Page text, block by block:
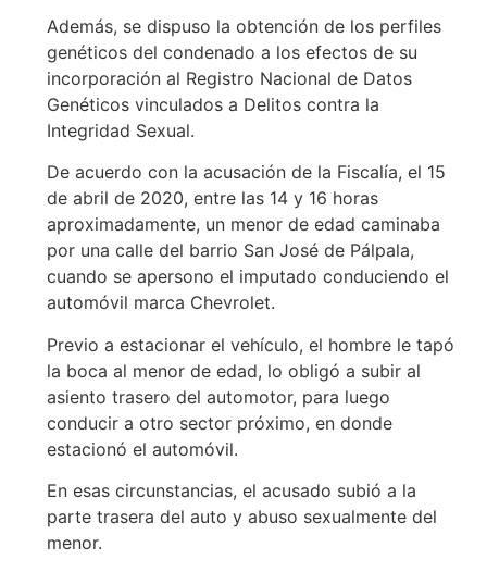
Además, se dispuso la obtención de los perfiles
genéticos del condenado a los efectos de su
incorporación al Registro Nacional de Datos
Genéticos vinculados a Delitos contra la
Integridad Sexual.
De acuerdo con la acusación de la Fiscalía, el 15
de abril de 2020, entre las 14 y 16 horas
aproximadamente, un menor de edad caminaba
por una calle del barrio San José de Pálpala,
cuando se apersono el imputado conduciendo el
automóvil marca Chevrolet.
Previo a estacionar el vehículo, el hombre le tapó
la boca al menor de edad, lo obligó a subir al
asiento trasero del automotor, para luego
conducir a otro sector próximo, en donde
estacionó el automóvil.
En esas circunstancias, el acusado subió a la
parte trasera del auto y abuso sexualmente del
menor.